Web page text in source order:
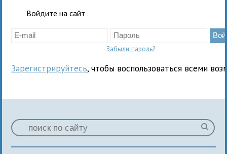
Войдите на сайт
Забыли пароль?
Зарегистрируйтесь, чтобы воспользоваться всеми